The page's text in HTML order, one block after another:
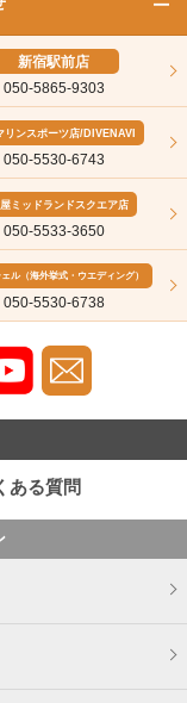
新宿駅前店
050-5865-9303
リンスポーツ店/DIVENAVI
050-5530-6743
ミッドランドスクエア店
050-5533-3650
ル（海外挙式・ウエディング）
050-5530-6738
ある質問